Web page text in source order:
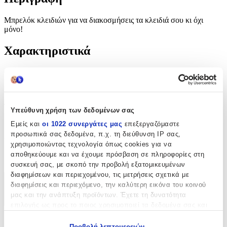
Υπεύθυνη χρήση των δεδομένων σας
Εμείς και οι 1022 συνεργάτες μας επεξεργαζόμαστε
προσωπικά σας δεδομένα, π.χ. τη διεύθυνση IP σας,
χρησιμοποιώντας τεχνολογία όπως cookies για να
αποθηκεύουμε και να έχουμε πρόσβαση σε πληροφορίες στη
συσκευή σας, με σκοπό την προβολή εξατομικευμένων
διαφημίσεων και περιεχομένου, τις μετρήσεις σχετικά με
διαφημίσεις και περιεχόμενο, την καλύτερη εικόνα του κοινού
μας και την ανάπτυξη προϊόντων. Έχετε τη δυνατότητα
Μπρελόκ κλειδιών για να διακοσμήσεις τα κλειδιά σου κι όχι
μόνο!
Χαρακτηριστικά
Τύπος
:
Μπρελόκ
Κατασκευαστής:
OEM
Χαρακτηριστικά
Χαρακτηριστικά